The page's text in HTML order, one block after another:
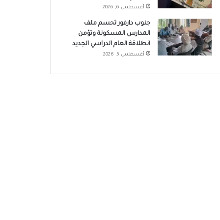
أغسطس 6, 2026
جنوب دارفور تحسم ملف
المدارس المسكونة وتؤمن
انطلاقة العام الدراسي الجديد
أغسطس 5, 2026